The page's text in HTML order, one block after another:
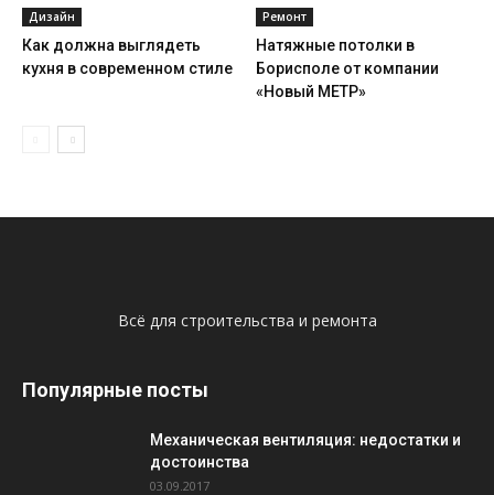
Дизайн
Как должна выглядеть
кухня в современном стиле
Ремонт
Натяжные потолки в
Борисполе от компании
«Новый МЕТР»
Всё для строительства и ремонта
Популярные посты
Механическая вентиляция: недостатки и
достоинства
03.09.2017